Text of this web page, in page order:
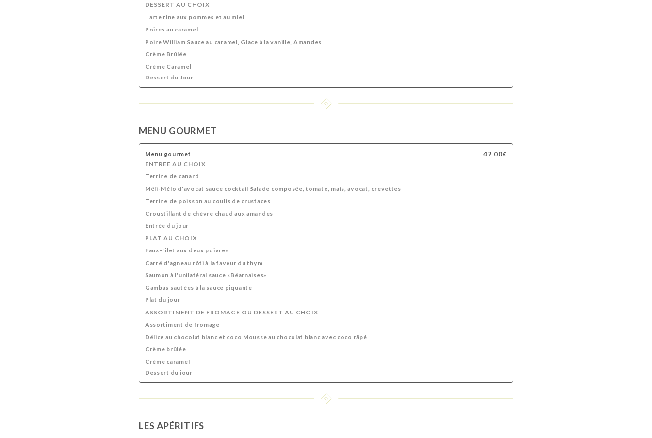
DESSERT AU CHOIX
Tarte fine aux pommes et au miel
Poires au caramel
Poire William Sauce au caramel, Glace à la vanille, Amandes
Crème Brûlée
Crème Caramel
Dessert du Jour
MENU GOURMET
Menu gourmet 42.00€
ENTREE AU CHOIX
Terrine de canard
Méli-Mélo d'avocat sauce cocktail Salade composée, tomate, mais, avocat, crevettes
Terrine de poisson au coulis de crustaces
Croustillant de chèvre chaud aux amandes
Entrée du jour
PLAT AU CHOIX
Faux-filet aux deux poivres
Carré d'agneau rôti à la faveur du thym
Saumon à l'unilatéral sauce «Béarnaises»
Gambas sautées à la sauce piquante
Plat du jour
ASSORTIMENT DE FROMAGE OU DESSERT AU CHOIX
Assortiment de fromage
Délice au chocolat blanc et coco Mousse au chocolat blanc avec coco råpé
Crème brûlée
Crème caramel
Dessert du iour
LES APÉRITIFS